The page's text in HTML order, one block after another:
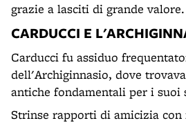
grazie a lasciti di grande valore.
CARDUCCI E
Carducci fu assiduo
dell'Archiginnasio, dove
antiche fondamentali per i suoi
Strinse rapporti di amicizia